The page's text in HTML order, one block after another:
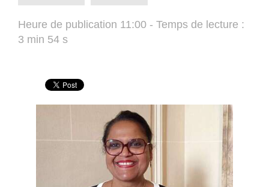
Heure de publication 11:00 - Temps de lecture :
3 min 54 s